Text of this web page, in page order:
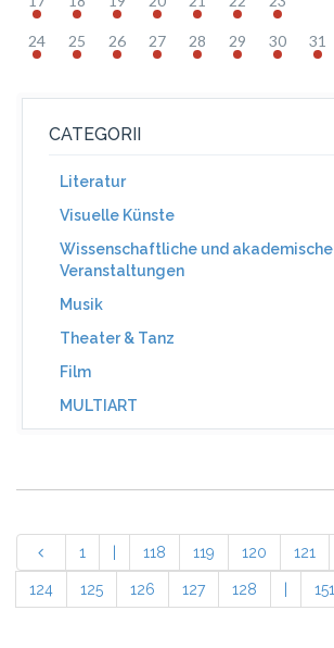
24 25 26 27 28 29 30 31
CATEGORII
Literatur
Visuelle Künste
Wissenschaftliche und akademische
Veranstaltungen
Musik
Theater & Tanz
Film
MULTIART
1 118 119 120 121
124 125 126 127 128 151